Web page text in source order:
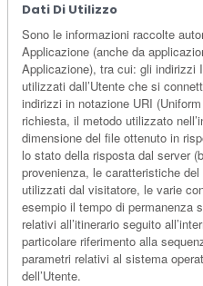
Dati Di Utilizzo
Sono le informazioni raccolte
Applicazione (anche da
Applicazione), tra cui: gli indirizzi
utilizzati dall’Utente che si
indirizzi in notazione URI
richiesta, il metodo utilizzato
dimensione del file ottenuto in
lo stato della risposta dal server
provenienza, le caratteristiche
utilizzati dal visitatore, le varie
esempio il tempo di permanenza
relativi all’itinerario seguito
particolare riferimento alla
parametri relativi al sistema
dell’Utente.